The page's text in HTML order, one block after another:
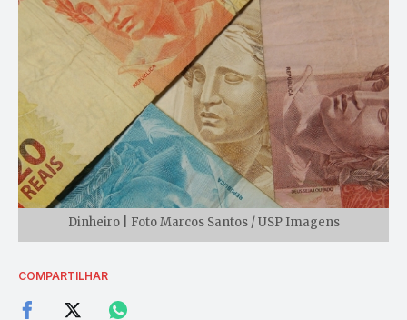
Dinheiro | Foto Marcos Santos / USP Imagens
COMPARTILHAR